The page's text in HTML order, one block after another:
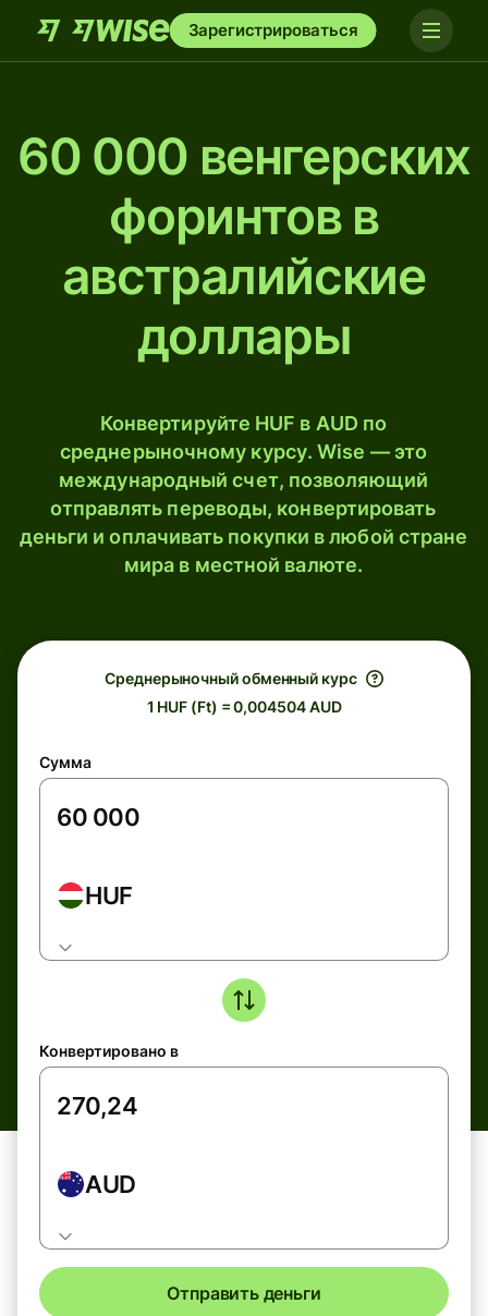
Зарегистрироваться
60 000 венгерских
форинтов в
австралийские
доллары
Конвертируйте HUF в AUD по
среднерыночному курсу. Wise — это
международный счет, позволяющий
отправлять переводы, конвертировать
деньги и оплачивать покупки в любой стране
мира в местной валюте.
Среднерыночный обменный курс
1 HUF (Ft) = 0,004504 AUD
Сумма
HUF
Конвертировано в
AUD
Отправить деньги